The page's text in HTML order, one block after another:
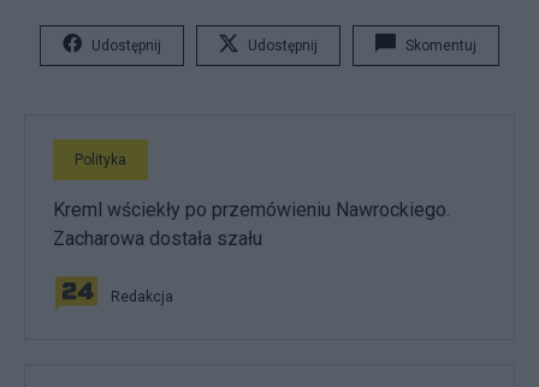
Udostępnij Udostępnij Skomentuj
Polityka
Kreml wściekły po przemówieniu Nawrockiego.
Zacharowa dostała szału
Redakcja